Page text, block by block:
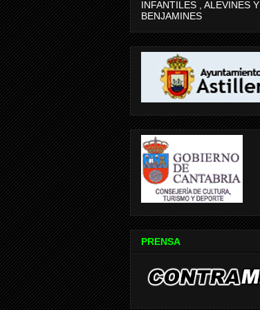
INFANTILES , ALEVINES Y
BENJAMINES
PRENSA